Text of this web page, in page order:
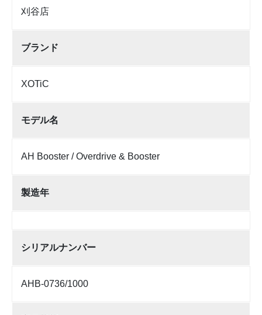
刈谷店
ブランド
XOTiC
モデル名
AH Booster / Overdrive & Booster
製造年
シリアルナンバー
AHB-0736/1000